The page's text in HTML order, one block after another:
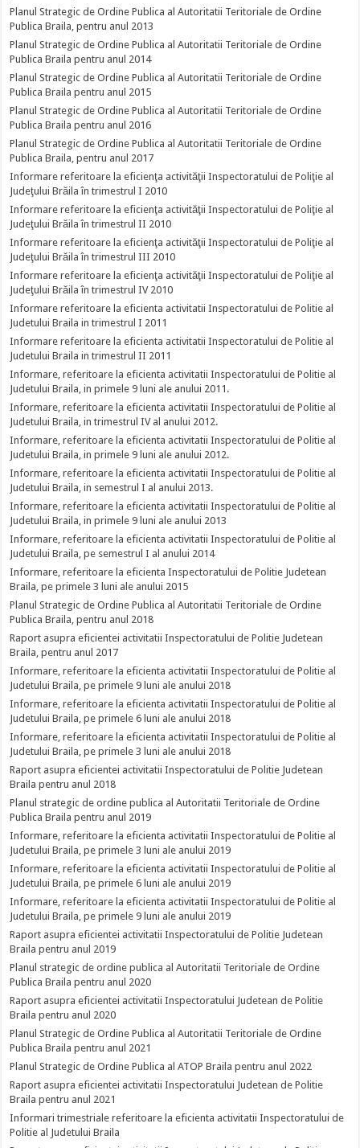
Planul Strategic de Ordine Publica al Autoritatii Teritoriale de Ordine
Publica Braila, pentru anul 2013
Planul Strategic de Ordine Publica al Autoritatii Teritoriale de Ordine
Publica Braila pentru anul 2014
Planul Strategic de Ordine Publica al Autoritatii Teritoriale de Ordine
Publica Braila pentru anul 2015
Planul Strategic de Ordine Publica al Autoritatii Teritoriale de Ordine
Publica Braila pentru anul 2016
Planul Strategic de Ordine Publica al Autoritatii Teritoriale de Ordine
Publica Braila, pentru anul 2017
Informare referitoare la eficienţa activităţii Inspectoratului de Poliţie al
Judeţului Brăila în trimestrul I 2010
Informare referitoare la eficienţa activităţii Inspectoratului de Poliţie al
Judeţului Brăila în trimestrul II 2010
Informare referitoare la eficienţa activităţii Inspectoratului de Poliţie al
Judeţului Brăila în trimestrul III 2010
Informare referitoare la eficienţa activităţii Inspectoratului de Poliţie al
Judeţului Brăila în trimestrul IV 2010
Informare referitoare la eficienta activitatii Inspectoratului de Politie al
Judetului Braila in trimestrul I 2011
Informare referitoare la eficienta activitatii Inspectoratului de Politie al
Judetului Braila in trimestrul II 2011
Informare, referitoare la eficienta activitatii Inspectoratului de Politie al
Judetului Braila, in primele 9 luni ale anului 2011.
Informare, referitoare la eficienta activitatii Inspectoratului de Politie al
Judetului Braila, in trimestrul IV al anului 2012.
Informare, referitoare la eficienta activitatii Inspectoratului de Politie al
Judetului Braila, in primele 9 luni ale anului 2012.
Informare, referitoare la eficienta activitatii Inspectoratului de Politie al
Judetului Braila, in semestrul I al anului 2013.
Informare, referitoare la eficienta activitatii Inspectoratului de Politie al
Judetului Braila, in primele 9 luni ale anului 2013
Informare, referitoare la eficienta activitatii Inspectoratului de Politie al
Judetului Braila, pe semestrul I al anului 2014
Informare, referitoare la eficienta Inspectoratului de Politie Judetean
Braila, pe primele 3 luni ale anului 2015
Planul Strategic de Ordine Publica al Autoritatii Teritoriale de Ordine
Publica Braila, pentru anul 2018
Raport asupra eficientei activitatii Inspectoratului de Politie Judetean
Braila, pentru anul 2017
Informare, referitoare la eficienta activitatii Inspectoratului de Politie al
Judetului Braila, pe primele 9 luni ale anului 2018
Informare, referitoare la eficienta activitatii Inspectoratului de Politie al
Judetului Braila, pe primele 6 luni ale anului 2018
Informare, referitoare la eficienta activitatii Inspectoratului de Politie al
Judetului Braila, pe primele 3 luni ale anului 2018
Raport asupra eficientei activitatii Inspectoratului de Politie Judetean
Braila pentru anul 2018
Planul strategic de ordine publica al Autoritatii Teritoriale de Ordine
Publica Braila pentru anul 2019
Informare, referitoare la eficienta activitatii Inspectoratului de Politie al
Judetului Braila, pe primele 3 luni ale anului 2019
Informare, referitoare la eficienta activitatii Inspectoratului de Politie al
Judetului Braila, pe primele 6 luni ale anului 2019
Informare, referitoare la eficienta activitatii Inspectoratului de Politie al
Judetului Braila, pe primele 9 luni ale anului 2019
Raport asupra eficientei activitatii Inspectoratului de Politie Judetean
Braila pentru anul 2019
Planul strategic de ordine publica al Autoritatii Teritoriale de Ordine
Publica Braila pentru anul 2020
Raport asupra eficientei activitatii Inspectoratului Judetean de Politie
Braila pentru anul 2020
Planul Strategic de Ordine Publica al Autoritatii Teritoriale de Ordine
Publica Braila pentru anul 2021
Planul Strategic de Ordine Publica al ATOP Braila pentru anul 2022
Raport asupra eficientei activitatii Inspectoratului Judetean de Politie
Braila pentru anul 2021
Informari trimestriale referitoare la eficienta activitatii Inspectoratului de
Politie al Judetului Braila